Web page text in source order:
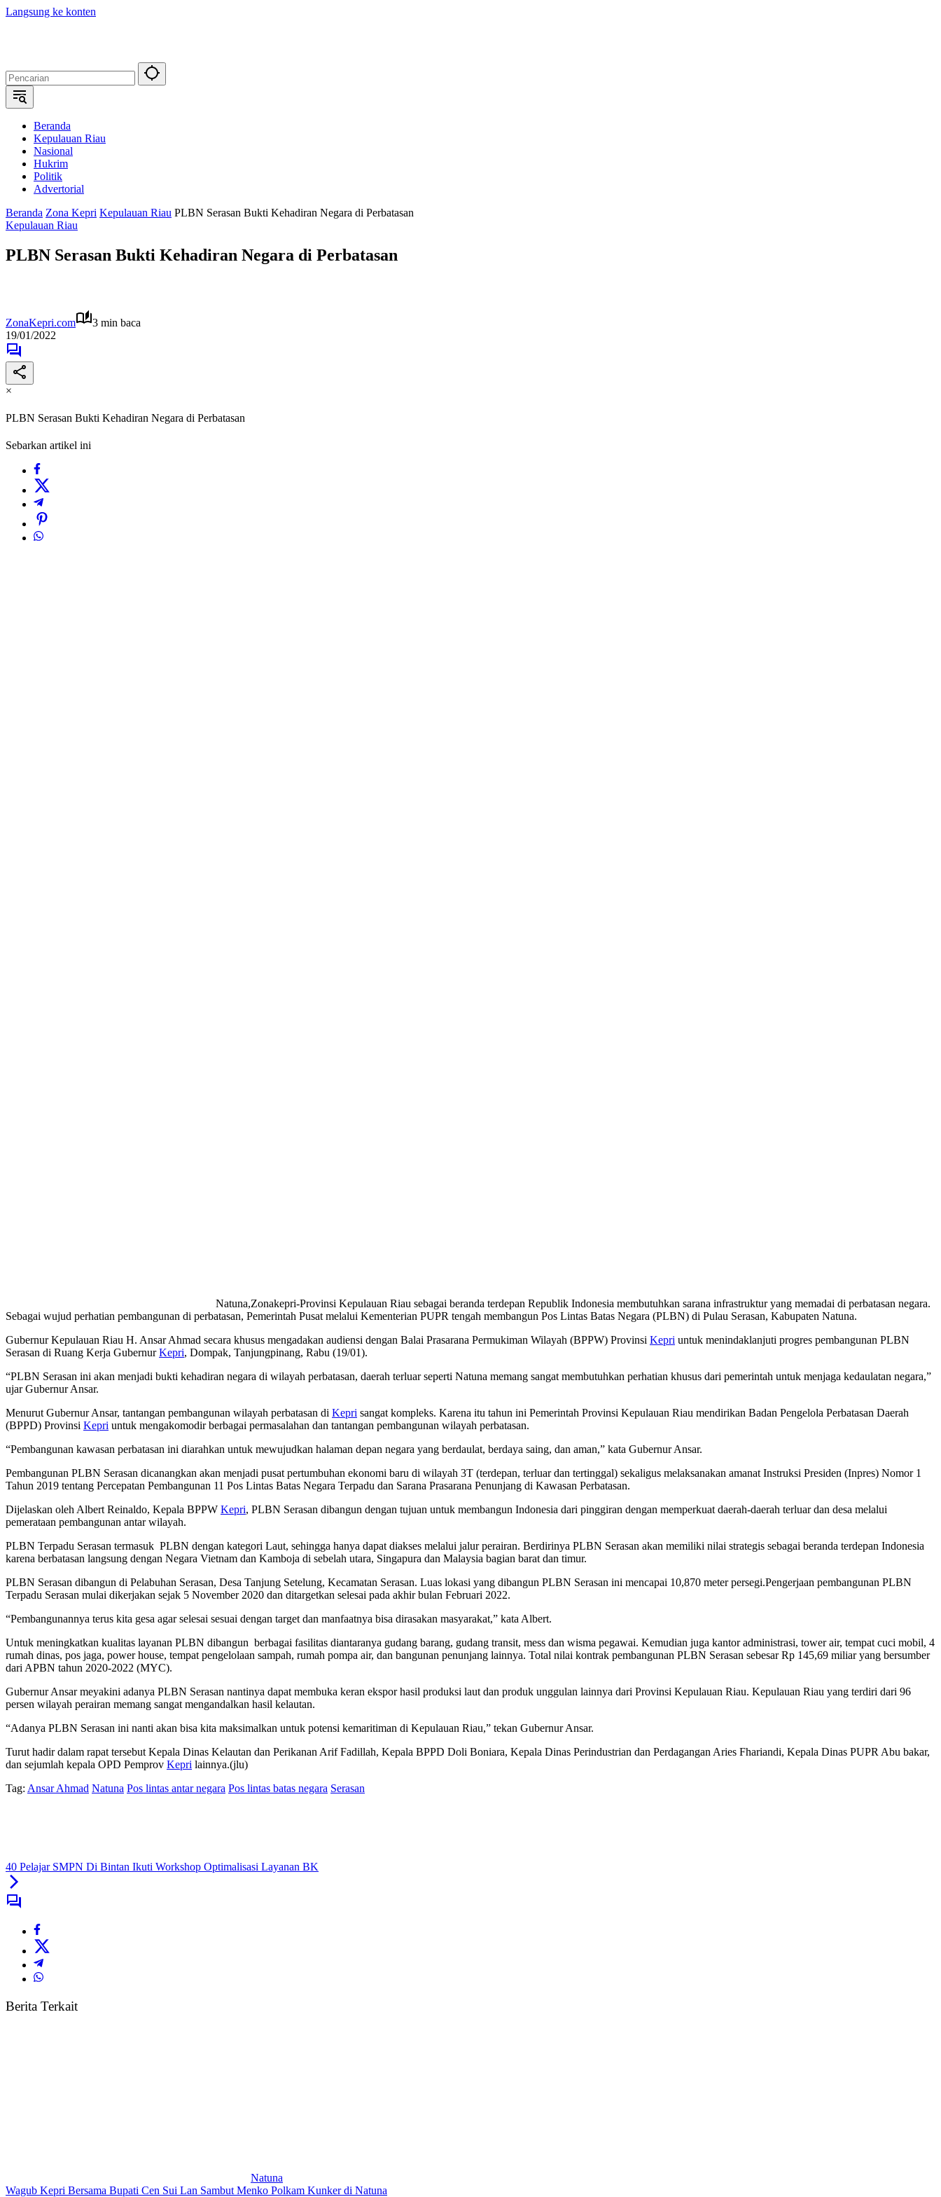
Langsung ke konten
Beranda
Kepulauan Riau
Nasional
Hukrim
Politik
Advertorial
Beranda Zona Kepri Kepulauan Riau PLBN Serasan Bukti Kehadiran Negara di Perbatasan
Kepulauan Riau
PLBN Serasan Bukti Kehadiran Negara di Perbatasan
ZonaKepri.com
3 min baca
19/01/2022
×
PLBN Serasan Bukti Kehadiran Negara di Perbatasan
Sebarkan artikel ini
Natuna,Zonakepri-Provinsi Kepulauan Riau sebagai beranda terdepan Republik Indonesia membutuhkan sarana infrastruktur yang memadai di perbatasan negara.
Sebagai wujud perhatian pembangunan di perbatasan, Pemerintah Pusat melalui Kementerian PUPR tengah membangun Pos Lintas Batas Negara (PLBN) di Pulau Serasan, Kabupaten Natuna.
Gubernur Kepulauan Riau H. Ansar Ahmad secara khusus mengadakan audiensi dengan Balai Prasarana Permukiman Wilayah (BPPW) Provinsi Kepri untuk menindaklanjuti progres pembangunan PLBN
Serasan di Ruang Kerja GubernurKepri, Dompak, Tanjungpinang, Rabu (19/01).
“PLBN Serasan ini akan menjadi bukti kehadiran negara di wilayah perbatasan, daerah terluar seperti Natuna memang sangat membutuhkan perhatian khusus dari pemerintah untuk menjaga kedaulatan negara,”
ujar Gubernur Ansar.
Menurut Gubernur Ansar, tantangan pembangunan wilayah perbatasan di Kepri sangat kompleks. Karena itu tahun ini Pemerintah Provinsi Kepulauan Riau mendirikan Badan Pengelola Perbatasan Daerah
(BPPD) Provinsi Kepri untuk mengakomodir berbagai permasalahan dan tantangan pembangunan wilayah perbatasan.
“Pembangunan kawasan perbatasan ini diarahkan untuk mewujudkan halaman depan negara yang berdaulat, berdaya saing, dan aman,” kata Gubernur Ansar.
Pembangunan PLBN Serasan dicanangkan akan menjadi pusat pertumbuhan ekonomi baru di wilayah 3T (terdepan, terluar dan tertinggal) sekaligus melaksanakan amanat Instruksi Presiden (Inpres) Nomor 1
Tahun 2019 tentang Percepatan Pembangunan 11 Pos Lintas Batas Negara Terpadu dan Sarana Prasarana Penunjang di Kawasan Perbatasan.
Dijelaskan oleh Albert Reinaldo, Kepala BPPW Kepri, PLBN Serasan dibangun dengan tujuan untuk membangun Indonesia dari pinggiran dengan memperkuat daerah-daerah terluar dan desa melalui
pemerataan pembangunan antar wilayah.
PLBN Terpadu Serasan termasuk PLBN dengan kategori Laut, sehingga hanya dapat diakses melalui jalur perairan. Berdirinya PLBN Serasan akan memiliki nilai strategis sebagai beranda terdepan Indonesia
karena berbatasan langsung dengan Negara Vietnam dan Kamboja di sebelah utara, Singapura dan Malaysia bagian barat dan timur.
PLBN Serasan dibangun di Pelabuhan Serasan, Desa Tanjung Setelung, Kecamatan Serasan. Luas lokasi yang dibangun PLBN Serasan ini mencapai 10,870 meter persegi.Pengerjaan pembangunan PLBN
Terpadu Serasan mulai dikerjakan sejak 5 November 2020 dan ditargetkan selesai pada akhir bulan Februari 2022.
“Pembangunannya terus kita gesa agar selesai sesuai dengan target dan manfaatnya bisa dirasakan masyarakat,” kata Albert.
Untuk meningkatkan kualitas layanan PLBN dibangun berbagai fasilitas diantaranya gudang barang, gudang transit, mess dan wisma pegawai. Kemudian juga kantor administrasi, tower air, tempat cuci mobil, 4
rumah dinas, pos jaga, power house, tempat pengelolaan sampah, rumah pompa air, dan bangunan penunjang lainnya. Total nilai kontrak pembangunan PLBN Serasan sebesar Rp 145,69 miliar yang bersumber
dari APBN tahun 2020-2022 (MYC).
Gubernur Ansar meyakini adanya PLBN Serasan nantinya dapat membuka keran ekspor hasil produksi laut dan produk unggulan lainnya dari Provinsi Kepulauan Riau. Kepulauan Riau yang terdiri dari 96
persen wilayah perairan memang sangat mengandalkan hasil kelautan.
“Adanya PLBN Serasan ini nanti akan bisa kita maksimalkan untuk potensi kemaritiman di Kepulauan Riau,” tekan Gubernur Ansar.
Turut hadir dalam rapat tersebut Kepala Dinas Kelautan dan Perikanan Arif Fadillah, Kepala BPPD Doli Boniara, Kepala Dinas Perindustrian dan Perdagangan Aries Fhariandi, Kepala Dinas PUPR Abu bakar,
dan sejumlah kepala OPD Pemprov Kepri lainnya.(jlu)
Tag: Ansar Ahmad Natuna Pos lintas antar negara Pos lintas batas negara Serasan
40 Pelajar SMPN Di Bintan Ikuti Workshop Optimalisasi Layanan BK
Berita Terkait
Natuna
Wagub Kepri Bersama Bupati Cen Sui Lan Sambut Menko Polkam Kunker di Natuna